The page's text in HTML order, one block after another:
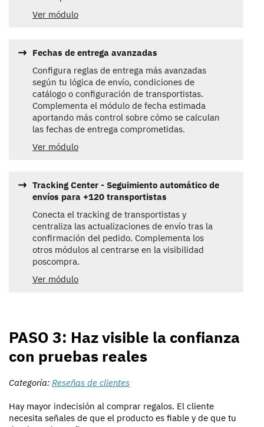
Ver módulo
Fechas de entrega avanzadas
Configura reglas de entrega más avanzadas
según tu lógica de envío, condiciones de
catálogo o configuración de transportistas.
Complementa el módulo de fecha estimada
aportando más control sobre cómo se calculan
las fechas de entrega comprometidas.
Ver módulo
Tracking Center - Seguimiento automático de
envíos para +120 transportistas
Conecta el tracking de transportistas y
centraliza las actualizaciones de envío tras la
confirmación del pedido. Complementa los
otros módulos al centrarse en la visibilidad
poscompra.
Ver módulo
PASO 3: Haz visible la confianza
con pruebas reales
Categoría: Reseñas de clientes
Hay mayor indecisión al comprar regalos. El cliente
necesita señales de que el producto es fiable y de que tu